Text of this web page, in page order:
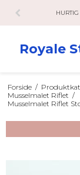
Royale
Forside /
Musselmalet Riflet /
Musselmalet Riflet